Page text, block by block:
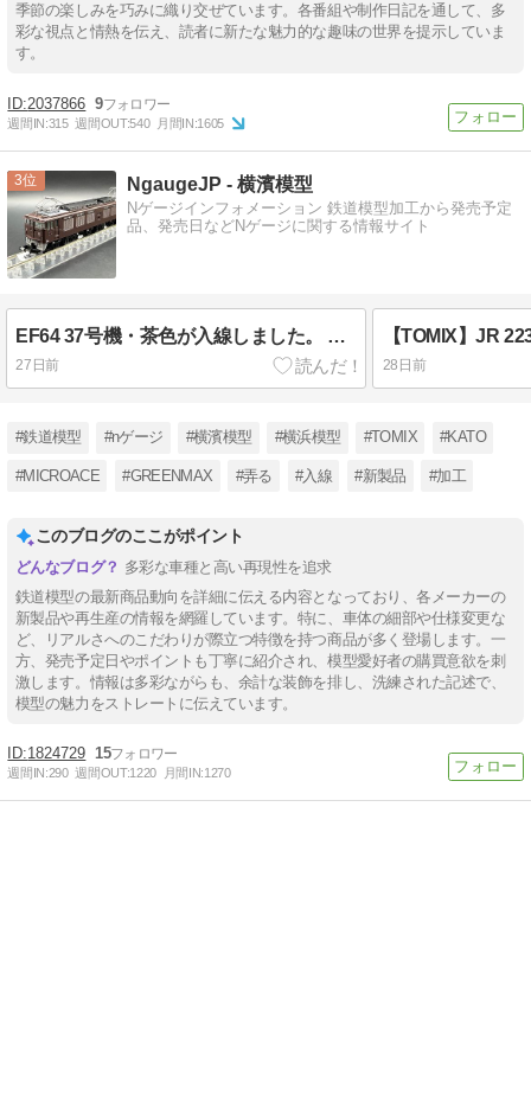
季節の楽しみを巧みに織り交ぜています。各番組や制作日記を通して、多
彩な視点と情熱を伝え、読者に新たな魅力的な趣味の世界を提示していま
す。
2037866 9
週間IN:315 週間OUT:540 月間IN:1605
3 NgaugeJP - 横濱模型
Nゲージインフォメーション 鉄道模型加工から発売予定
品、発売日などNゲージに関する情報サイト
EF64 37号機・茶色が入線しました。 TOMIX 7118
27日前 28日前
#鉄道模型 #nゲージ #横濱模型 #横浜模型 #TOMIX #KATO
#MICROACE #GREENMAX #弄る #入線 #新製品 #加工
このブログのここがポイント
多彩な車種と高い再現性を追求
鉄道模型の最新商品動向を詳細に伝える内容となっており、各メーカーの
新製品や再生産の情報を網羅しています。特に、車体の細部や仕様変更な
ど、リアルさへのこだわりが際立つ特徴を持つ商品が多く登場します。一
方、発売予定日やポイントも丁寧に紹介され、模型愛好者の購買意欲を刺
激します。情報は多彩ながらも、余計な装飾を排し、洗練された記述で、
模型の魅力をストレートに伝えています。
1824729 15
週間IN:290 週間OUT:1220 月間IN:1270